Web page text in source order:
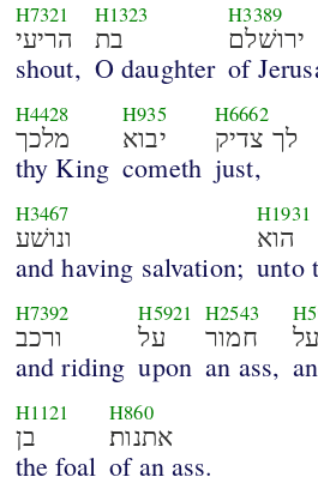
H7321
הריעי
shout,
H1323
בת
O daughter
H3389
ירושׁלם
of
H4428
מלכך
thy King
H935
יבוא
cometh
H6662
לך צדיק
just,
H3467
ונושׁע
and having salvation;
H1931
הוא
unto
H7392
ורכב
and riding
H5921
על
upon
H2543
חמור
an ass,
H1121
בן
the foal
H860
אתנות׃
of an ass.